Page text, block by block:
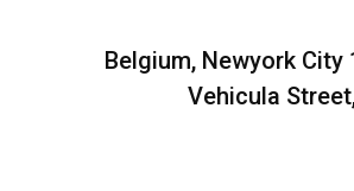
165 Belgium, Newyork City
Vehicula